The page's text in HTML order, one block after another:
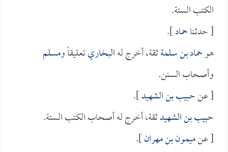
الكتب الستة.
[ حدثناحماد].
هوحماد بن سلمةثقة، أخرج لهالبخاريتعليقاً ومسلم
وأصحاب السنن.
[ عنحبيب بن الشهيد].
حبيب بن الشهيدثقة، أخرج له أصحاب الكتب الستة.
[ عنميمون بن مهران].